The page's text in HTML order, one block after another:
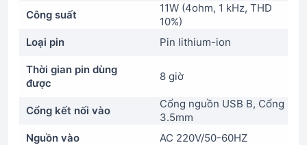
Công suất
11W (4ohm, 1 kHz, THD
10%)
Loại pin
Pin lithium-ion
Thời gian pin dùng
được
8 giờ
Cổng kết nối vào
Cổng nguồn USB B, Cổng
3.5mm
Nguồn vào
AC 220V/50-60HZ